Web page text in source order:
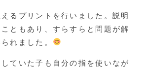
るプリントを行いました。説明
ともあり、すらすらと問題が解
れました。
ていた子も自分の指を使いなが